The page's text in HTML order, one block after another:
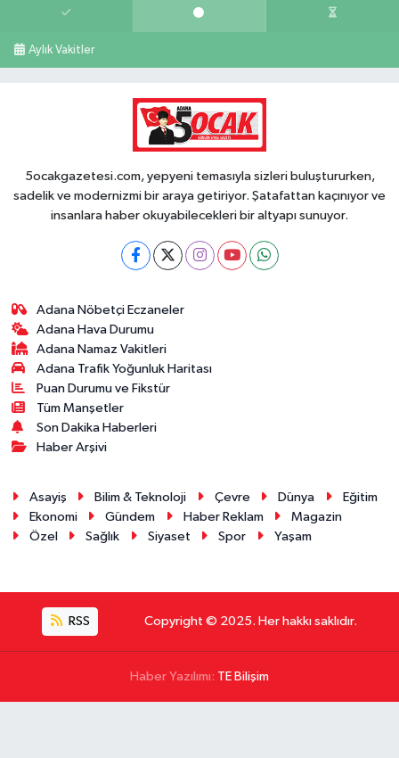
Aylık Vakitler
5ocakgazetesi.com, yepyeni temasıyla sizleri buluştururken,
sadelik ve modernizmi bir araya getiriyor. Şatafattan kaçınıyor ve
insanlara haber okuyabilecekleri bir altyapı sunuyor.
Adana Nöbetçi Eczaneler
Adana Hava Durumu
Adana Namaz Vakitleri
Adana Trafik Yoğunluk Haritası
Puan Durumu ve Fikstür
Tüm Manşetler
Son Dakika Haberleri
Haber Arşivi
Asayiş Bilim & Teknoloji Çevre Dünya
Eğitim
Ekonomi
Gündem Haber Reklam
Magazin
Özel
Sağlık Siyaset Spor Yaşam
RSS Copyright © 2025. Her hakkı saklıdır.
Haber Yazılımı: TE Bilişim